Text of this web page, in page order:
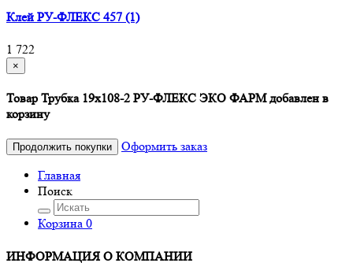
Клей РУ-ФЛЕКС 457 (1)
1 722
×
Товар Трубка 19х108-2 РУ-ФЛЕКС ЭКО ФАРМ добавлен в
корзину
Продолжить покупки
Оформить заказ
Главная
Поиск
Корзина 0
ИНФОРМАЦИЯ О КОМПАНИИ